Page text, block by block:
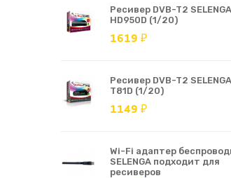
Ресивер DVB-T2 SELENGA
HD950D (1/20)
1619 ₽
Ресивер DVB-T2 SELENGA
T81D (1/20)
1149 ₽
Wi-Fi адаптер
SELENGA подходит для
ресиверов